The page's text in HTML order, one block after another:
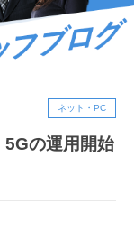
ネット・PC
5Gの運用開始